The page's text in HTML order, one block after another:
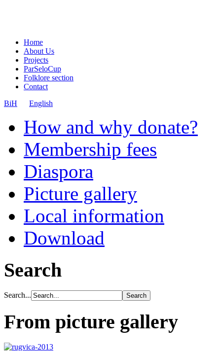
Home
About Us
Projects
ParSeloCup
Folklore section
Contact
BiH
English
How and why donate?
Membership fees
Diaspora
Picture gallery
Local information
Download
Search
Search...
From picture gallery